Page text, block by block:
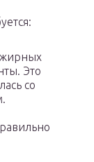
жирных
Это
со